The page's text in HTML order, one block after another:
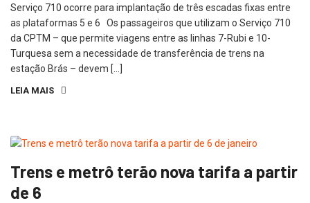
Serviço 710 ocorre para implantação de três escadas fixas entre
as plataformas 5 e 6 Os passageiros que utilizam o Serviço 710
da CPTM – que permite viagens entre as linhas 7-Rubi e 10-
Turquesa sem a necessidade de transferência de trens na
estação Brás – devem […]
LEIA MAIS
Trens e metrô terão nova tarifa a partir
de 6